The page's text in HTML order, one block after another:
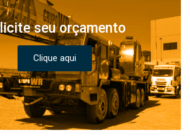
seu orçamento
Clique aqui